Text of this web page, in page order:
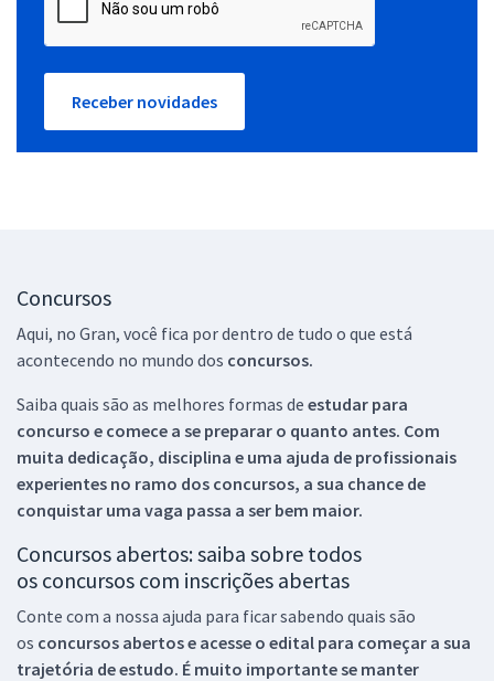
Receber novidades
Concursos
Aqui, no Gran, você fica por dentro de tudo o que está
acontecendo no mundo dos concursos.
Saiba quais são as melhores formas de estudar para
concurso e comece a se preparar o quanto antes. Com
muita dedicação, disciplina e uma ajuda de profissionais
experientes no ramo dos concursos, a sua chance de
conquistar uma vaga passa a ser bem maior.
Concursos abertos: saiba sobre todos
os concursos com inscrições abertas
Conte com a nossa ajuda para ficar sabendo quais são
os concursos abertos e acesse o edital para começar a sua
trajetória de estudo. É muito importante se manter